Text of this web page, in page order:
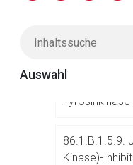
Auswahl
86.1.B.1.5.8.
86.1.B.1.5.9.
Kinase)-